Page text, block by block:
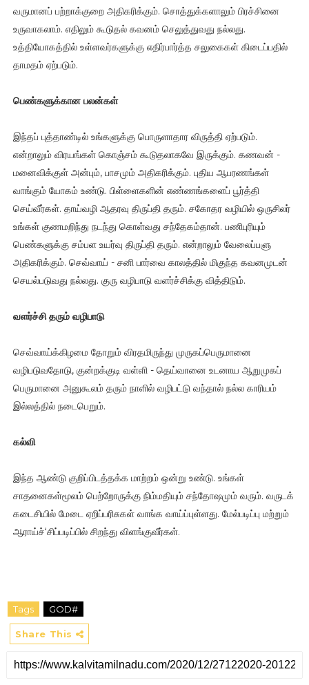
வருமானப் பற்றாக்குறை அதிகரிக்கும். சொத்துக்களாலும் பிரச்சினை
உருவாகலாம். எதிலும் கூடுதல் கவனம் செலுத்துவது நல்லது.
உத்தியோகத்தில் உள்ளவர்களுக்கு எதிர்பார்த்த சலுகைகள் கிடைப்பதில்
தாமதம் ஏற்படும்.
பெண்களுக்கான பலன்கள்
இந்தப் புத்தாண்டில் உங்களுக்கு பொருளாதார விருத்தி ஏற்படும்.
என்றாலும் விரயங்கள் கொஞ்சம் கூடுதலாகவே இருக்கும். கணவன் -
மனைவிக்குள் அன்பும், பாசமும் அதிகரிக்கும். புதிய ஆபரணங்கள்
வாங்கும் யோகம் உண்டு. பிள்ளைகளின் எண்ணங்களைப் பூர்த்தி
செய்வீர்கள். தாய்வழி ஆதரவு திருப்தி தரும். சகோதர வழியில் ஒருசிலர்
உங்கள் குணமறிந்து நடந்து கொள்வது சந்தேகம்தான். பணிபுரியும்
பெண்களுக்கு சம்பள உயர்வு திருப்தி தரும். என்றாலும் வேலைப்பளு
அதிகரிக்கும். செவ்வாய் - சனி பார்வை காலத்தில் மிகுந்த கவனமுடன்
செயல்படுவது நல்லது. குரு வழிபாடு வளர்ச்சிக்கு வித்திடும்.
வளர்ச்சி தரும் வழிபாடு
செவ்வாய்க்கிழமை தோறும் விரதமிருந்து முருகப்பெருமானை
வழிபடுவதோடு, குன்றக்குடி வள்ளி - தெய்வானை உடனாய ஆறுமுகப்
பெருமானை அனுகூலம் தரும் நாளில் வழிபட்டு வந்தால் நல்ல காரியம்
இல்லத்தில் நடைபெறும்.
கல்வி
இந்த ஆண்டு குறிப்பிடத்தக்க மாற்றம் ஒன்று உண்டு. உங்கள்
சாதனைகள்மூலம் பெற்றோருக்கு நிம்மதியும் சந்தோஷமும் வரும். வருடக்
கடைசியில் மேடை ஏறிப்பரிசுகள் வாங்க வாய்ப்புள்ளது. மேல்படிப்பு மற்றும்
ஆராய்ச்‘சிப்படிப்பில் சிறந்து விளங்குவீர்கள்.
Tags GOD#
Share This